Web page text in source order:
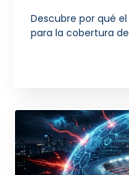
Descubre por qué
para la cobertura